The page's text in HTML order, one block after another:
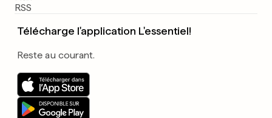
Télécharge l'application L'essentiel!
Reste au courant.